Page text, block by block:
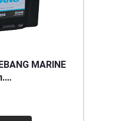
MARINE